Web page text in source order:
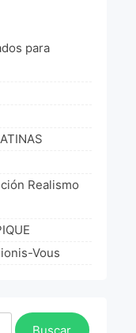
miroir” «A
2019
para
Realismo
Vous